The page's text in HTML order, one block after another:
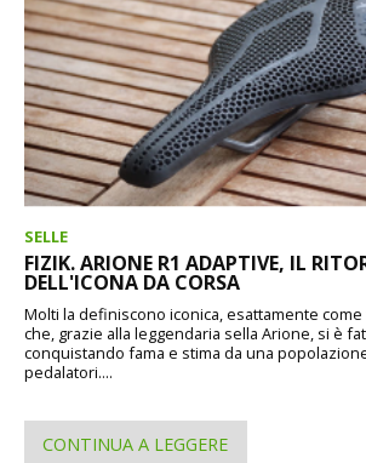
SELLE
FIZIK. ARIONE R1 ADAPTIVE, IL
DELL'ICONA DA CORSA
Molti la definiscono iconica, esattamente come
che, grazie alla leggendaria sella Arione, si è
conquistando fama e stima da una
pedalatori....
CONTINUA A LEGGERE